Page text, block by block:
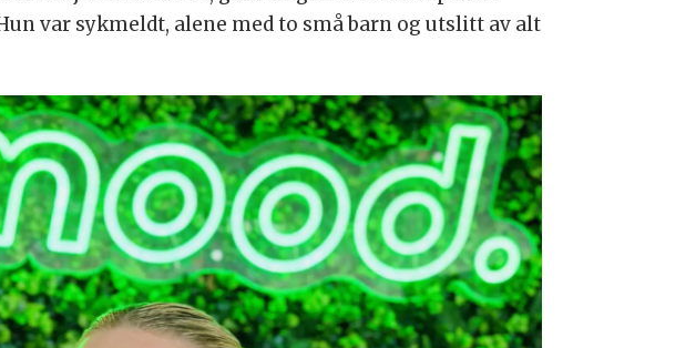
var sykmeldt, alene med to små barn og utslitt av alt